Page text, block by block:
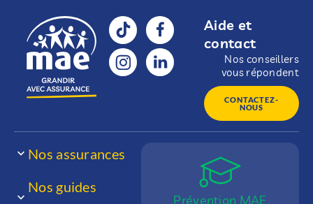
Aide et
contact
Nos conseillers
vous répondent
CONTACTEZ-
NOUS
Nos assurances
Nos guides
Prévention MAE